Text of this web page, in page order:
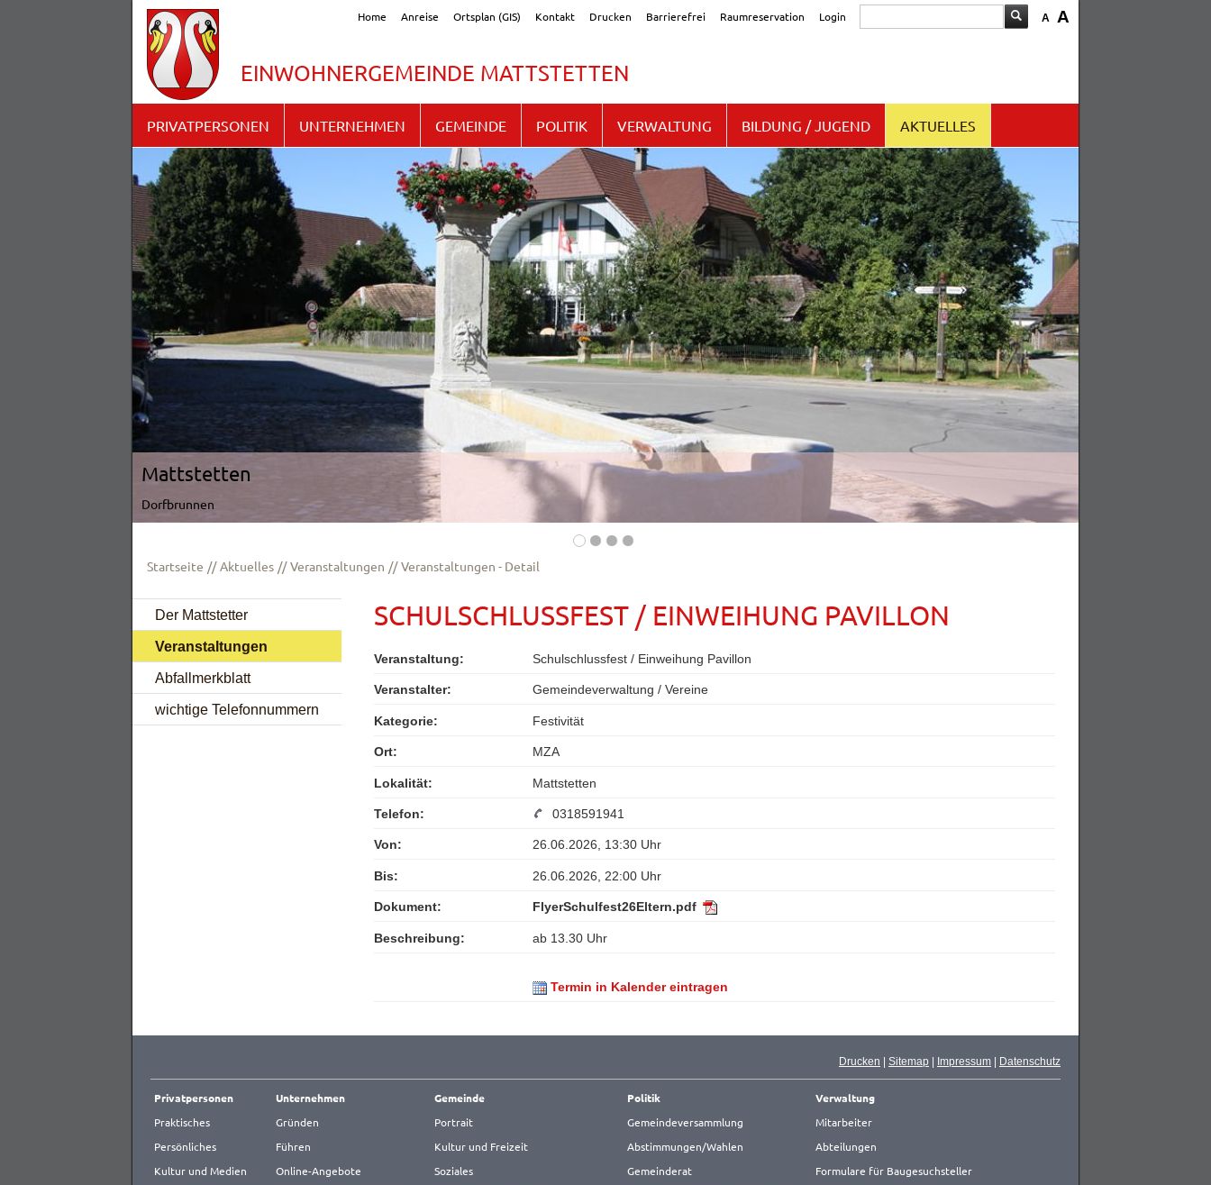
A A
EINWOHNERGEMEINDE MATTSTETTEN
Home Anreise Ortsplan (GIS) Kontakt Drucken Barrierefrei Raumreservation Login
PRIVATPERSONEN UNTERNEHMEN GEMEINDE POLITIK VERWALTUNG BILDUNG / JUGEND AKTUELLES
Mattstetten
Dorfbrunnen
Startseite Aktuelles Veranstaltungen Veranstaltungen - Detail
Der Mattstetter
Veranstaltungen
Abfallmerkblatt
wichtige Telefonnummern
SCHULSCHLUSSFEST / EINWEIHUNG PAVILLON
Veranstaltung: Schulschlussfest / Einweihung Pavillon
Veranstalter: Gemeindeverwaltung / Vereine
Kategorie: Festivität
Ort: MZA
Lokalität: Mattstetten
Telefon: 0318591941
Von: 26.06.2026, 13:30 Uhr
Bis: 26.06.2026, 22:00 Uhr
Dokument: FlyerSchulfest26Eltern.pdf
Beschreibung: ab 13.30 Uhr
Termin in Kalender eintragen
Drucken Sitemap Impressum Datenschutz
Privatpersonen
Praktisches
Persönliches
Kultur und Medien
Unternehmen
Gründen
Führen
Online-Angebote
Gemeinde
Portrait
Kultur und Freizeit
Soziales
Politik
Gemeindeversammlung
Abstimmungen/Wahlen
Gemeinderat
Verwaltung
Mitarbeiter
Abteilungen
Formulare für Baugesuchsteller